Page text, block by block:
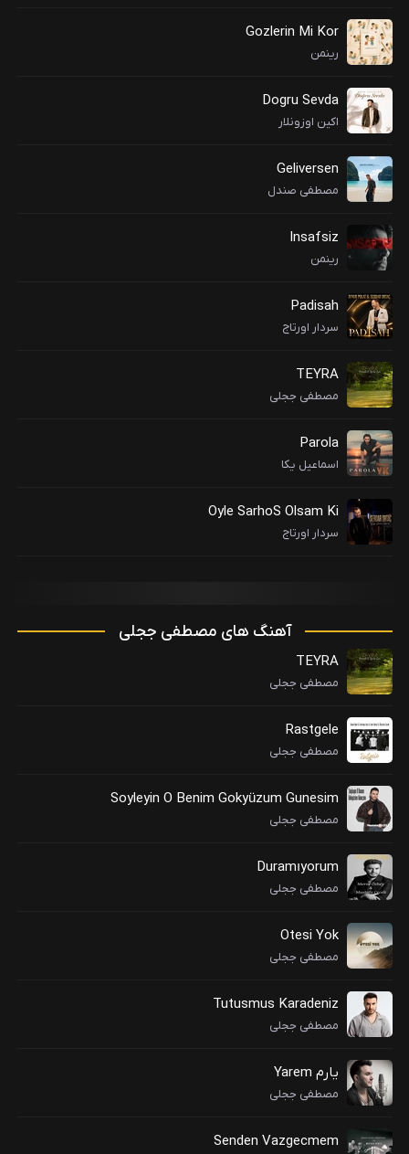
Gozlerin Mi Kor
رینمن
Dogru Sevda
اکین اوزونلار
Geliversen
مصطفی صندل
Insafsiz
رینمن
Padisah
سردار اورتاج
TEYRA
مصطفی ججلی
Parola
اسماعیل یکا
Oyle SarhoS Olsam Ki
سردار اورتاج
آهنگ های مصطفی ججلی
TEYRA
مصطفی ججلی
Rastgele
مصطفی ججلی
Soyleyin O Benim Gokyüzum Gunesim
مصطفی ججلی
Duramıyorum
مصطفی ججلی
Otesi Yok
مصطفی ججلی
Tutusmus Karadeniz
مصطفی ججلی
یارم Yarem
مصطفی ججلی
Senden Vazgecmem